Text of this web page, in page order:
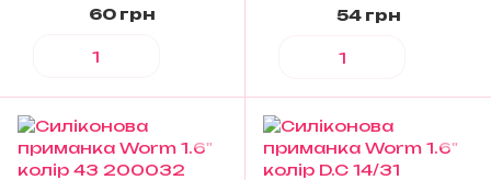
60 грн
54 грн